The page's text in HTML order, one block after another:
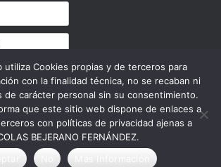
/ Azulejos Bejerano SiteOrigin
utiliza Cookies propias y de terceros para
con la finalidad técnica, no se recaban ni
de carácter personal sin su consentimiento.
que este sitio web dispone de enlaces a
con políticas de privacidad ajenas a
BEJERANO FERNÁNDEZ.